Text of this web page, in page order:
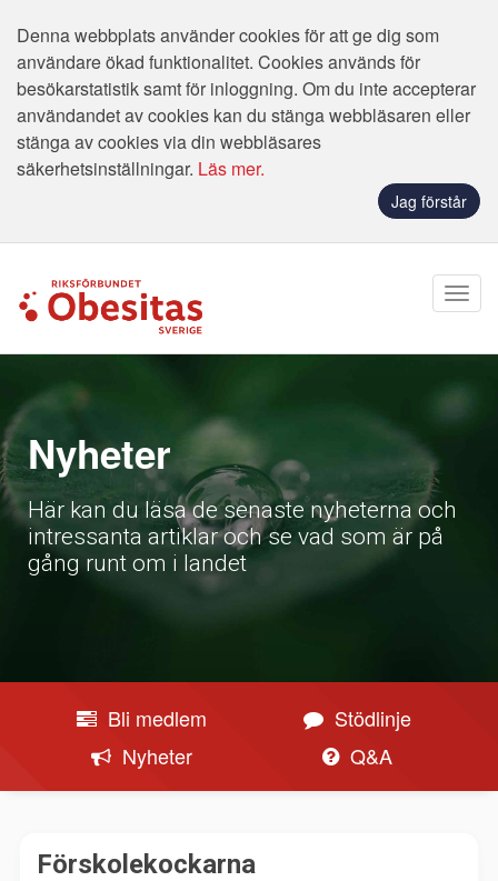
Denna webbplats använder cookies för att ge dig som
användare ökad funktionalitet. Cookies används för
besökarstatistik samt för inloggning. Om du inte accepterar
användandet av cookies kan du stänga webbläsaren eller
stänga av cookies via din webbläsares
säkerhetsinställningar. Läs mer.
Jag förstår
Nyheter
Här kan du läsa de senaste nyheterna och
intressanta artiklar och se vad som är på
gång runt om i landet
Bli medlem
Stödlinje
Nyheter
Q&A
Förskolekockarna